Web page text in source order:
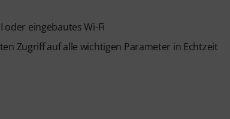
oder eingebautes Wi-Fi
Zugriff auf alle wichtigen Parameter in Echtzeit